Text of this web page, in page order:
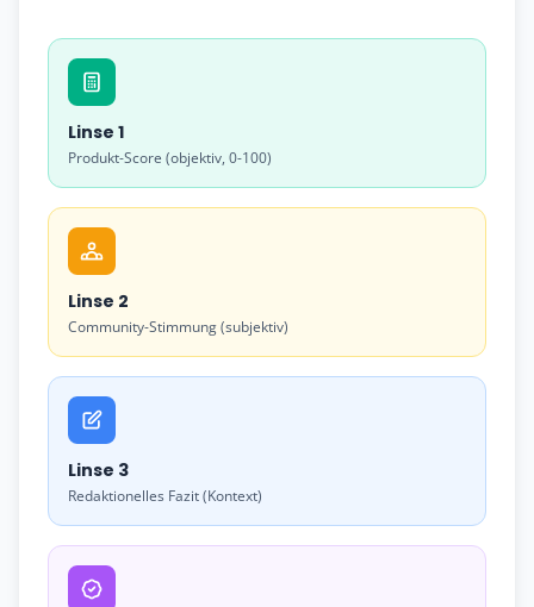
Linse 1
Produkt-Score (objektiv, 0-100)
Linse 2
Community-Stimmung (subjektiv)
Linse 3
Redaktionelles Fazit (Kontext)